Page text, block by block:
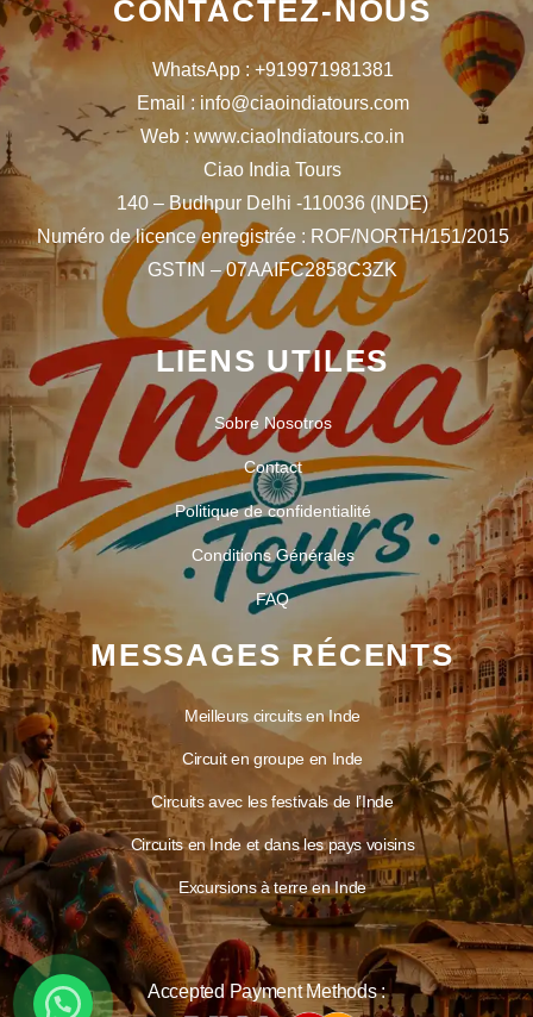
CONTACTEZ-NOUS
WhatsApp : +919971981381
Email : info@ciaoindiatours.com
Web : www.ciaoIndiatours.co.in
Ciao India Tours
140 – Budhpur Delhi -110036 (INDE)
Numéro de licence enregistrée : ROF/NORTH/151/2015
GSTIN – 07AAIFC2858C3ZK
LIENS UTILES
Sobre Nosotros
Contact
Politique de confidentialité
Conditions Générales
FAQ
MESSAGES RÉCENTS
Meilleurs circuits en Inde
Circuit en groupe en Inde
Circuits avec les festivals de l’Inde
Circuits en Inde et dans les pays voisins
Excursions à terre en Inde
Accepted Payment Methods :